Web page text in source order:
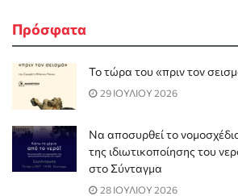
Πρόσφατα
Το τώρα του «πριν τον
29 ΙΟΥΛΙΟΥ 2026
Να αποσυρθεί το
της ιδιωτικοποίησης του
στο Σύνταγμα
28 ΙΟΥΛΙΟΥ 2026